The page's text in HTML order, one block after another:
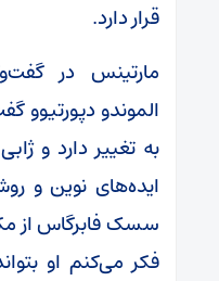
قرار دارد.
مارتینس در
الموندو دپورتیوو
به تغییر دارد و
ایده‌های نوین و
سسک فابرگاس از
فکر می‌کنم او